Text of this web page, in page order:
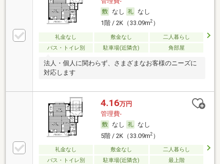
なし
なし
1階 / 2K（33.09m2）
礼金なし 敷金なし
二人暮らし
バス・トイレ別
駐車場(近隣含) 角部屋
法人・個人に関わらず、さまざまなお客様のニーズに
対応します
4.16万円
管理費-
なし
なし
5階 / 2K（33.09m2）
礼金なし 敷金なし
二人暮らし
バス・トイレ別
駐車場(近隣含) 最上階